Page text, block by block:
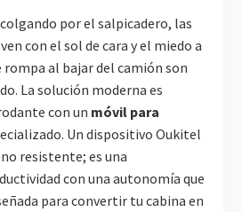
por el salpicadero, las
con el sol de cara y el miedo a
rompa al bajar del camión son
La solución moderna es
con un móvil para
Un dispositivo Oukitel
resistente; es una
con una autonomía que
para convertir tu cabina en